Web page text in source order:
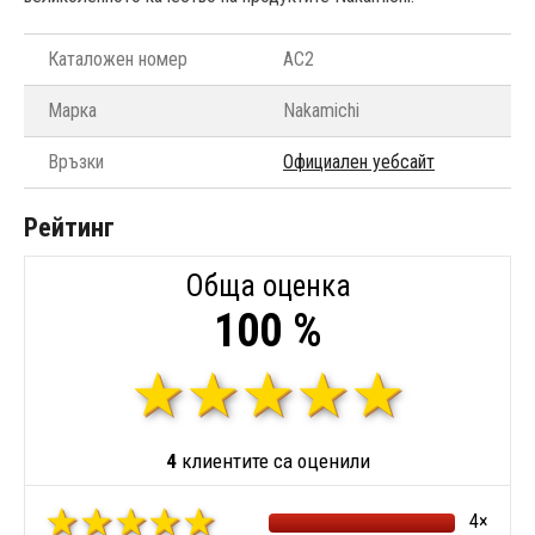
Каталожен номер AC2
Марка Nakamichi
Връзки Официален уебсайт
Рейтинг
Обща оценка
100 %
4клиентите са оценили
4×